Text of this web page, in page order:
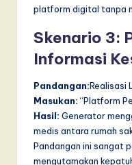
platform digital tanpa
Skenario 3:
Informasi
Pandangan:Realisasi
Masukan:“Platform
Hasil: Generator
medis antara rumah
Pandangan ini sangat
mengutamakan